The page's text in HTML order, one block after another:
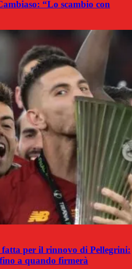
“Lo scambio con
per il rinnovo di Pellegrini:
a quando firmerà